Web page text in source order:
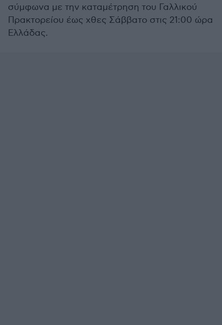
σύμφωνα με την καταμέτρηση του Γαλλικού
Πρακτορείου έως χθες Σάββατο στις 21:00 ώρα
Ελλάδας.